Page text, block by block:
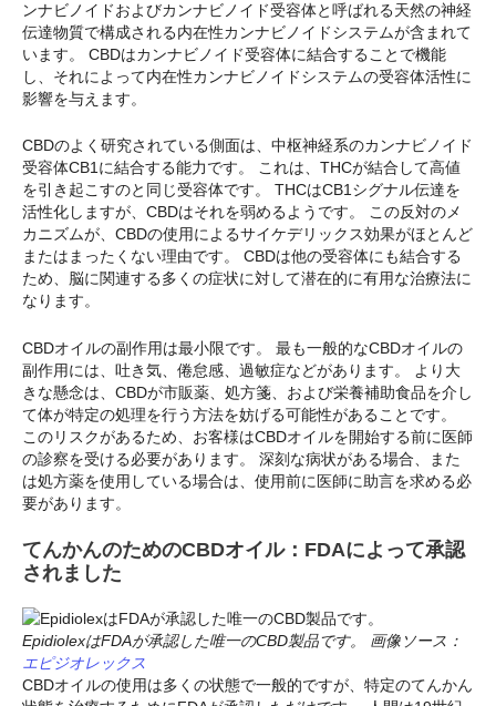
ンナビノイドおよびカンナビノイド受容体と呼ばれる天然の神経
伝達物質で構成される内在性カンナビノイドシステムが含まれて
います。 CBDはカンナビノイド受容体に結合することで機能
し、それによって内在性カンナビノイドシステムの受容体活性に
影響を与えます。
CBDのよく研究されている側面は、中枢神経系のカンナビノイド
受容体CB1に結合する能力です。 これは、THCが結合して高値
を引き起こすのと同じ受容体です。 THCはCB1シグナル伝達を
活性化しますが、CBDはそれを弱めるようです。 この反対のメ
カニズムが、CBDの使用によるサイケデリックス効果がほとんど
またはまったくない理由です。 CBDは他の受容体にも結合する
ため、脳に関連する多くの症状に対して潜在的に有用な治療法に
なります。
CBDオイルの副作用は最小限です。 最も一般的なCBDオイルの
副作用には、吐き気、倦怠感、過敏症などがあります。 より大
きな懸念は、CBDが市販薬、処方箋、および栄養補助食品を介し
て体が特定の処理を行う方法を妨げる可能性があることです。
このリスクがあるため、お客様はCBDオイルを開始する前に医師
の診察を受ける必要があります。 深刻な病状がある場合、また
は処方薬を使用している場合は、使用前に医師に助言を求める必
要があります。
てんかんのためのCBDオイル：FDAによって承認
されました
EpidiolexはFDAが承認した唯一のCBD製品です。 画像ソース：
エピジオレックス
CBDオイルの使用は多くの状態で一般的ですが、特定のてんかん